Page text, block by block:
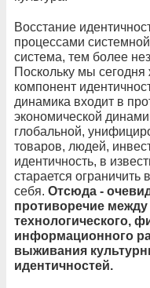
Восстание
процессами
система, тем более
Поскольку мы
компонент
динамика входит в
экономической
глобальной,
товаров, людей,
идентичность, в
старается
себя. Отсюда -
противоречие
технологического,
информационного
выживания
идентичностей.